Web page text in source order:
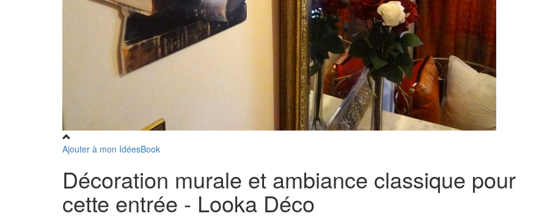
Ajouter à mon IdéesBook
Décoration murale et ambiance classique pour
cette entrée - Looka Déco